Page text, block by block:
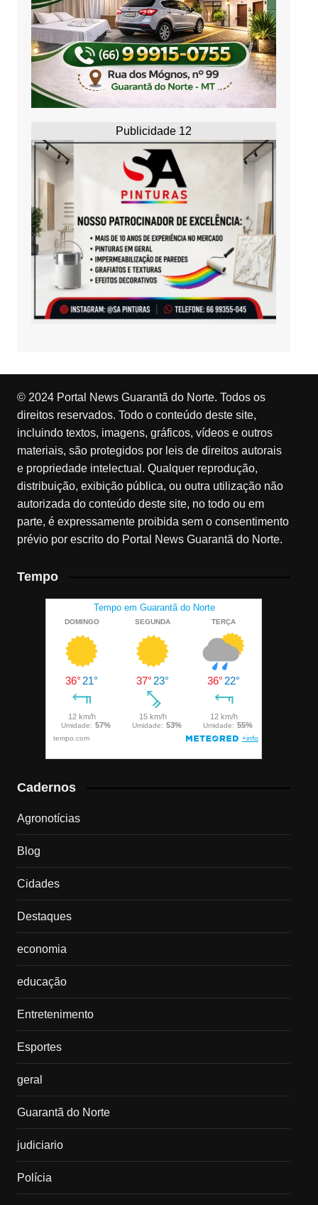
Publicidade 12
© 2024 Portal News Guarantã do Norte. Todos os
direitos reservados. Todo o conteúdo deste site,
incluindo textos, imagens, gráficos, vídeos e outros
materiais, são protegidos por leis de direitos autorais
e propriedade intelectual. Qualquer reprodução,
distribuição, exibição pública, ou outra utilização não
autorizada do conteúdo deste site, no todo ou em
parte, é expressamente proibida sem o consentimento
prévio por escrito do Portal News Guarantã do Norte.
Tempo
Cadernos
Agronotícias
Blog
Cidades
Destaques
economia
educação
Entretenimento
Esportes
geral
Guarantã do Norte
judiciario
Polícia